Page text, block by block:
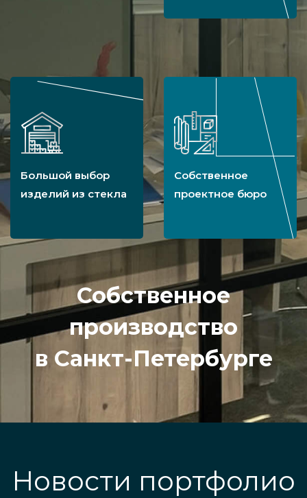
Большой выбор
изделий из стекла
Собственное
проектное бюро
Собственное
производство
в Санкт-Петербурге
Новости портфолио